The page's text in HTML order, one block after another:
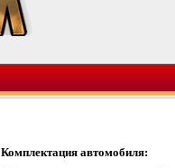
Комплектация автомобиля: